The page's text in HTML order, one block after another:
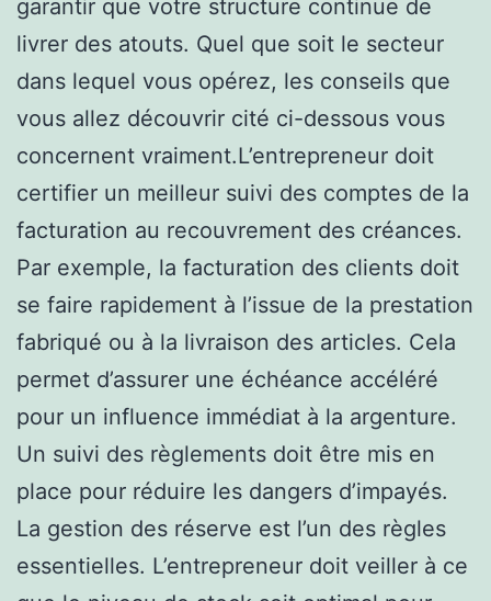
garantir que votre structure continue de
livrer des atouts. Quel que soit le secteur
dans lequel vous opérez, les conseils que
vous allez découvrir cité ci-dessous vous
concernent vraiment.L’entrepreneur doit
certifier un meilleur suivi des comptes de la
facturation au recouvrement des créances.
Par exemple, la facturation des clients doit
se faire rapidement à l’issue de la prestation
fabriqué ou à la livraison des articles. Cela
permet d’assurer une échéance accéléré
pour un influence immédiat à la argenture.
Un suivi des règlements doit être mis en
place pour réduire les dangers d’impayés.
La gestion des réserve est l’un des règles
essentielles. L’entrepreneur doit veiller à ce